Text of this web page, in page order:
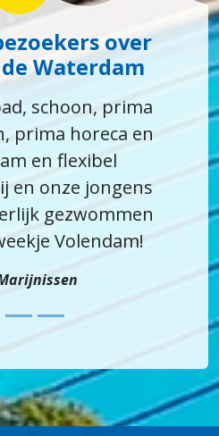
over
Waterdam
schoon, prima
prima horeca en
en flexibel
en onze jongens
gezwommen
Volendam!